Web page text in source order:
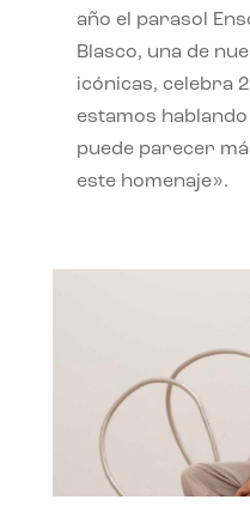
año el parasol
Blasco, una de
icónicas, celebra
estamos
puede parecer
este homenaje».